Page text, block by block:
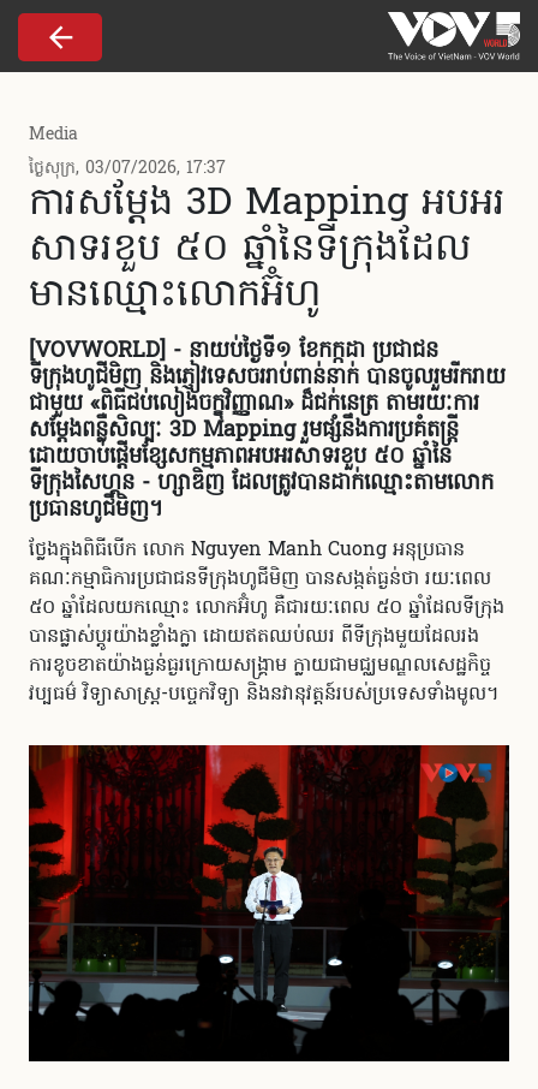
Nhảy đến nội dung
Media
ថ្ងៃសុក្រ, 03/07/2026, 17:37
ការសម្តែង 3D Mapping អបអរ
សាទរខួប ៥០ ឆ្នាំនៃទីក្រុងដែល
មាន​ឈ្មោះលោកអ៊ំហូ
[VOVWORLD] - នាយប់ថ្ងៃទី១ ខែកក្កដា ប្រជាជន
ទីក្រុងហូជីមិញ និងភ្ញៀវទេសចររាប់ពាន់នាក់ បានចូលរួមរីករាយ
ជាមួយ «ពិធីជប់លៀងចក្ខុវិញ្ញាណ» ដ៏ជក់នេត្រ តាមរយៈការ
សម្តែងពន្លឺសិល្បៈ 3D Mapping រួមផ្សំ​នឹងការប្រគំតន្ត្រី
ដោយ​ចាប់​ផ្តើមខ្សែ​សក​​ម្ម​ភាពអបអរសាទរខួប ៥០ ឆ្នាំនៃ
ទីក្រុងសៃហ្គន - ហ្សាឌិញ ដែល​ត្រូវបាន​ដាក់​ឈ្មោះ​តាមលោក
ប្រធានហូជីមិញ។
ថ្លែងក្នុងពិធីបើក លោក Nguyen Manh Cuong អនុប្រធាន
គណៈកម្មាធិការប្រជាជនទីក្រុងហូជីមិញ បានសង្កត់ធ្ងន់ថា រយៈពេល
៥០ ឆ្នាំដែលយក​ឈ្មោះ លោកអ៊ំហូ គឺជារយៈពេល ៥០ ឆ្នាំដែលទីក្រុង
បានផ្លាស់ប្តូរយ៉ាងខ្លាំងក្លា ដោយ​ឥតឈប់ឈរ ពីទីក្រុងមួយដែលរង
ការខូចខាតយ៉ាងធ្ងន់ធ្ងរក្រោយសង្គ្រាម ក្លាយជាមជ្ឈមណ្ឌលសេដ្ឋកិច្ច
វប្បធម៌ វិទ្យាសាស្ត្រ-បច្ចេកវិទ្យា និងនវានុវត្តន៍របស់ប្រទេសទាំងមូល។